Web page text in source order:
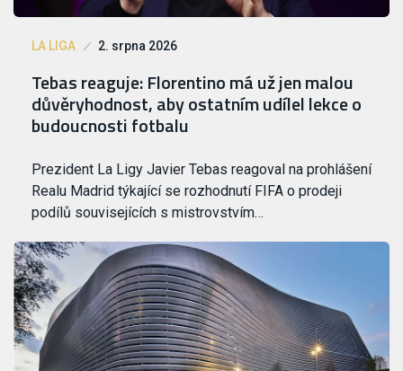
LA LIGA 2. srpna 2026
Tebas reaguje: Florentino má už jen malou
důvěryhodnost, aby ostatním udílel lekce o
budoucnosti fotbalu
Prezident La Ligy Javier Tebas reagoval na prohlášení
Realu Madrid týkající se rozhodnutí FIFA o prodeji
podílů souvisejících s mistrovstvím…